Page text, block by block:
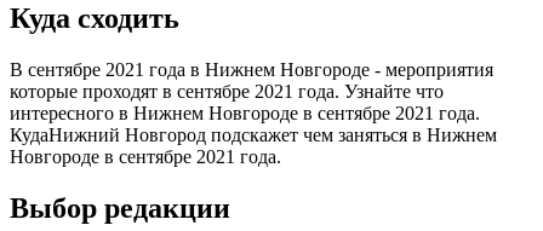
Куда сходить
В сентябре 2021 года в Нижнем Новгороде - мероприятия
которые проходят в сентябре 2021 года. Узнайте что
интересного в Нижнем Новгороде в сентябре 2021 года.
КудаНижний Новгород подскажет чем заняться в Нижнем
Новгороде в сентябре 2021 года.
Выбор редакции